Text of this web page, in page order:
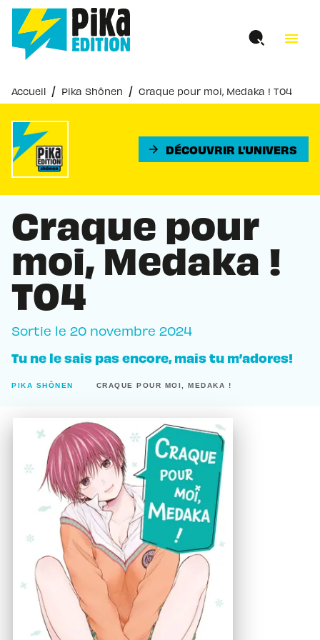
MENU RECHERCHE
PIED DE PAGE
menu
Accueil / Pika Shônen / Craque pour moi, Medaka ! T04
arrow_forward DÉCOUVRIR L'UNIVERS
Craque pour
moi, Medaka !
T04
Sortie le 20 novembre 2024
Tu ne le sais pas encore, mais tu m’adores!
PIKA SHÔNEN CRAQUE POUR MOI, MEDAKA !